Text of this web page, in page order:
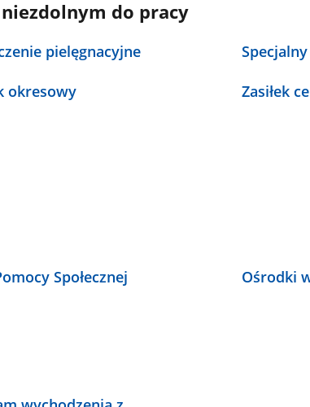
do pracy
pielęgnacyjne
okresowy Zasiłek
Społecznej Ośrodki